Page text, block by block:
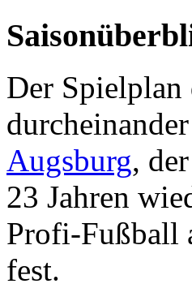
Der
Augsburg,
23 Jahren
Profi-Fußball
fest.